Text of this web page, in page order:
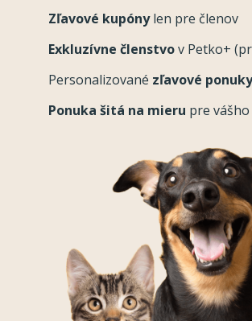
Zľavové kupónylen pre členov
Exkluzívne členstvov Petko+
Personalizované zľavové ponuky
Ponuka šitá na mieru pre